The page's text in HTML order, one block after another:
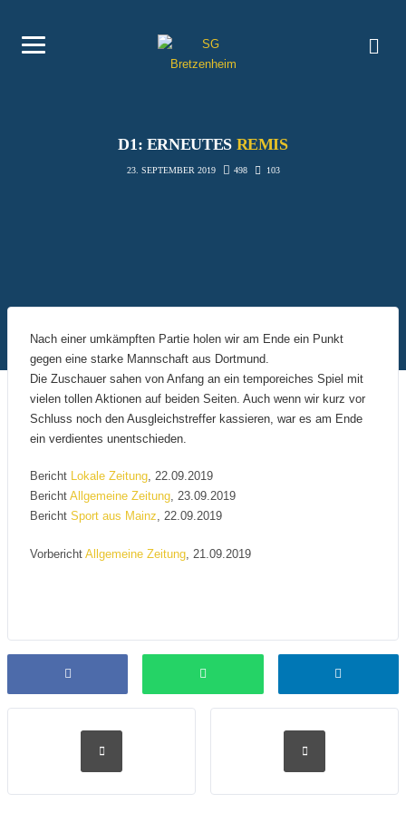
D1: ERNEUTES REMIS
23. SEPTEMBER 2019 498 103
Nach einer umkämpften Partie holen wir am Ende ein Punkt
gegen eine starke Mannschaft aus Dortmund.
Die Zuschauer sahen von Anfang an ein temporeiches Spiel mit
vielen tollen Aktionen auf beiden Seiten. Auch wenn wir kurz vor
Schluss noch den Ausgleichstreffer kassieren, war es am Ende
ein verdientes unentschieden.
Bericht Lokale Zeitung, 22.09.2019
Bericht Allgemeine Zeitung, 23.09.2019
Bericht Sport aus Mainz, 22.09.2019
Vorbericht Allgemeine Zeitung , 21.09.2019